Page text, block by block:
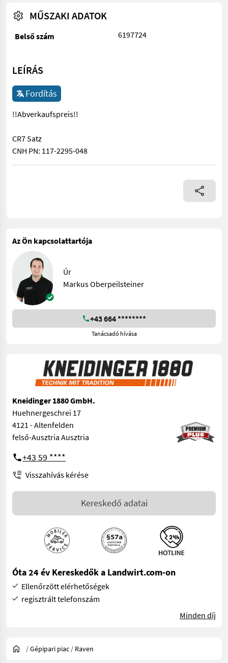
MŰSZAKI ADATOK
Belső szám 6197724
LEÍRÁS
Fordítás
!!Abverkaufspreis!!
CR7 Satz
CNH PN: 117-2295-048
!!Abverkaufspreis!! CR7 Satz CNH PN: 117-2295-048
Az Ön kapcsolattartója
Úr
Markus Oberpeilsteiner
+43 664 ********
Tanácsadó hívása
Kneidinger 1880 GmbH.
Huehnergeschrei 17
4121 - Altenfelden
felső-Ausztria Ausztria
+43 59 ****
Visszahívás kérése
Kereskedő adatai
Óta 24 év Kereskedők a Landwirt.com-on
Ellenőrzött elérhetőségek
regisztrált telefonszám
Minden díj
/Gépipari piac / Raven